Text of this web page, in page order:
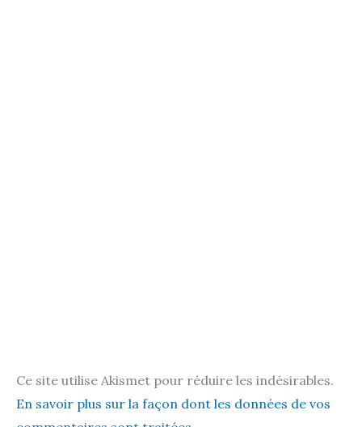
Ce site utilise Akismet pour réduire les indésirables.
En savoir plus sur la façon dont les données de vos